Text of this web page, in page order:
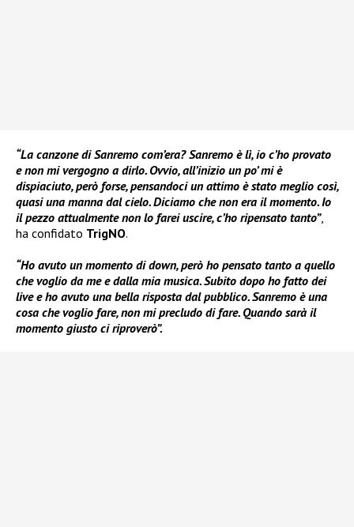
“La canzone di Sanremo com’era? Sanremo è lì, io c’ho provato
e non mi vergogno a dirlo. Ovvio, all’inizio un po’ mi è
dispiaciuto, però forse, pensandoci un attimo è stato meglio così,
quasi una manna dal cielo. Diciamo che non era il momento. Io
il pezzo attualmente non lo farei uscire, c’ho ripensato tanto”,
ha confidato TrigNO.
“Ho avuto un momento di down, però ho pensato tanto a quello
che voglio da me e dalla mia musica. Subito dopo ho fatto dei
live e ho avuto una bella risposta dal pubblico. Sanremo è una
cosa che voglio fare, non mi precludo di fare. Quando sarà il
momento giusto ci riproverò”.